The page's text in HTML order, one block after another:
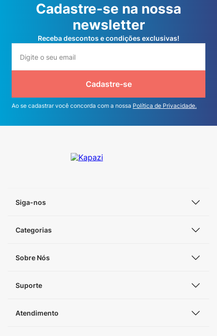
Cadastre-se na nossa
newsletter
Receba descontos e condições exclusivas!
Cadastre-se
Ao se cadastrar você concorda com a nossa Política de Privacidade.
Siga-nos
Categorias
Sobre Nós
Suporte
Atendimento